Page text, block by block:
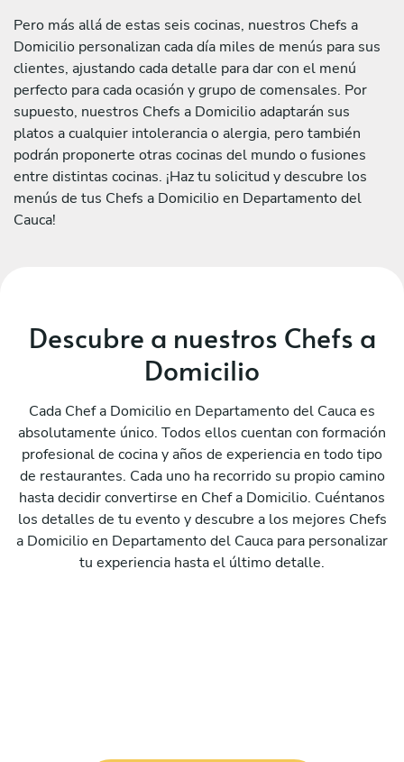
Pero más allá de estas seis cocinas, nuestros Chefs a
Domicilio personalizan cada día miles de menús para sus
clientes, ajustando cada detalle para dar con el menú
perfecto para cada ocasión y grupo de comensales. Por
supuesto, nuestros Chefs a Domicilio adaptarán sus
platos a cualquier intolerancia o alergia, pero también
podrán proponerte otras cocinas del mundo o fusiones
entre distintas cocinas. ¡Haz tu solicitud y descubre los
menús de tus Chefs a Domicilio en Departamento del
Cauca!
Descubre a nuestros Chefs a
Domicilio
Cada Chef a Domicilio en Departamento del Cauca es
absolutamente único. Todos ellos cuentan con formación
profesional de cocina y años de experiencia en todo tipo
de restaurantes. Cada uno ha recorrido su propio camino
hasta decidir convertirse en Chef a Domicilio. Cuéntanos
los detalles de tu evento y descubre a los mejores Chefs
a Domicilio en Departamento del Cauca para personalizar
tu experiencia hasta el último detalle.